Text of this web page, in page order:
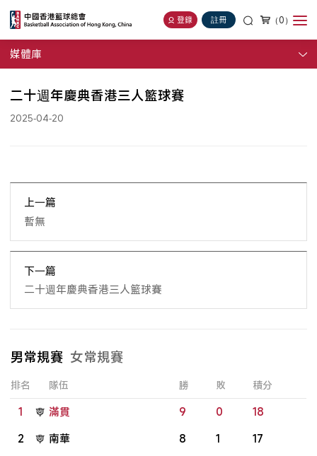
登錄 註冊 （0）
媒體庫
二十週年慶典香港三人籃球賽
2025-04-20
上一篇
暫無
下一篇
二十週年慶典香港三人籃球賽
男常規賽 女常規賽
排名 隊伍 勝 敗 積分
1 滿貫 9 0
18
2
南華 8 1
17